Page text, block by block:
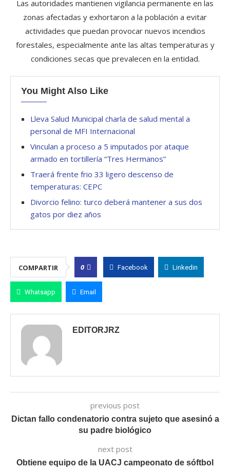
Las autoridades mantienen vigilancia permanente en las
zonas afectadas y exhortaron a la población a evitar
actividades que puedan provocar nuevos incendios
forestales, especialmente ante las altas temperaturas y
condiciones secas que prevalecen en la entidad.
You Might Also Like
Lleva Salud Municipal charla de salud mental a
personal de MFI Internacional
Vinculan a proceso a 5 imputados por ataque
armado en tortillería “Tres Hermanos”
Traerá frente frio 33 ligero descenso de
temperaturas: CEPC
Divorcio felino: turco deberá mantener a sus dos
gatos por diez años
COMPARTIR 0 Facebook Linkedin
Whatsapp Email
EDITORJRZ
previous post
Dictan fallo condenatorio contra sujeto que asesinó a
su padre biológico
next post
Obtiene equipo de la UACJ campeonato de sóftbol